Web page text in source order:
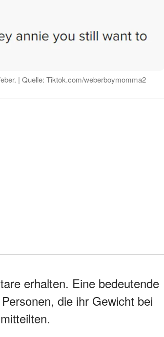
| Quelle: Tiktok.com/weberboymomma2
erhalten. Eine bedeutende
die ihr Gewicht bei